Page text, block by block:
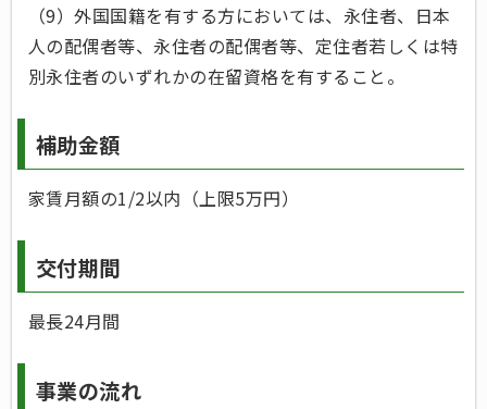
（9）外国国籍を有する方においては、永住者、日本
人の配偶者等、永住者の配偶者等、定住者若しくは特
別永住者のいずれかの在留資格を有すること。
補助金額
家賃月額の1/2以内（上限5万円）
交付期間
最長24月間
事業の流れ